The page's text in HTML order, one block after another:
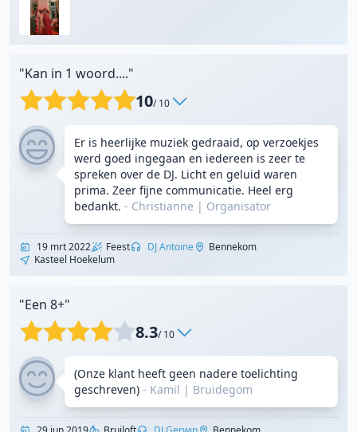
"Kan in 1 woord...."
10/ 10
Er is heerlijke muziek gedraaid, op verzoekjes
werd goed ingegaan en iedereen is zeer te
spreken over de DJ. Licht en geluid waren
prima. Zeer fijne communicatie. Heel erg
bedankt. - Christianne | Organisator
19 mrt 2022 Feest DJ Antoine
Bennekom
Kasteel Hoekelum
"Een 8+"
8.3/ 10
(Onze klant heeft geen nadere toelichting
geschreven) - Kamil | Bruidegom